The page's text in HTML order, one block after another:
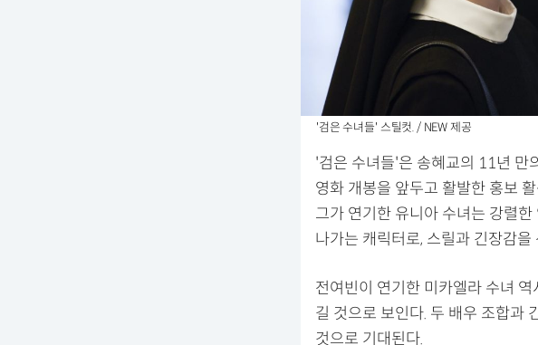
'검은 수녀들' 스틸컷. / NEW 제공
'검은 수녀들'은 송혜교의 11년 만
영화 개봉을 앞두고 활발한 홍보
그가 연기한 유니아 수녀는 강렬
나가는 캐릭터로, 스릴과 긴장감을
전여빈이 연기한 미카엘라 수녀
길 것으로 보인다. 두 배우 조합과
것으로 기대된다.